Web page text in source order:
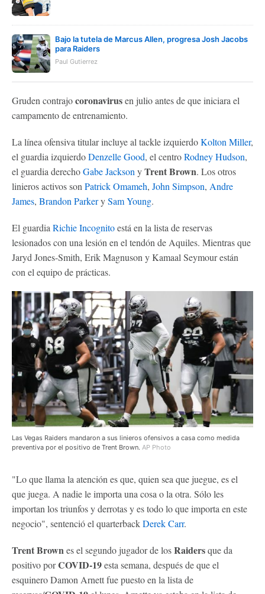
Bajo la tutela de Marcus Allen, progresa Josh Jacobs
para Raiders
Paul Gutierrez
Gruden contrajocoronavirusen julio antes de que iniciara el
campamento de entrenamiento.
La línea ofensiva titular incluye al tackle izquierdoKolton Miller,
el guardia izquierdoDenzelle Good, el centroRodney Hudson,
el guardia derechoGabe Jackson yTrent Brown. Los otros
linieros activos son Patrick Omameh, John Simpson, Andre
James, Brandon ParkerySam Young.
El guardia Richie Incognitoestá en la lista de reservas
lesionados con una lesión en el tendón de Aquiles. Mientras que
Jaryd Jones-Smith, Erik Magnuson y Kamaal Seymour están
con el equipo de prácticas.
Las Vegas Raiders mandaron a sus linieros ofensivos a casa como medida
preventiva por el positivo de Trent Brown. AP Photo
"Lo que llama la atención es que, quien sea que juegue, es el
que juega. A nadie le importa una cosa o la otra. Sólo les
importan los triunfos y derrotas y es todo lo que importa en este
negocio", sentenció el quarterbackDerek Carr.
Trent Brown es el segundo jugador de losRaidersque da
positivo porCOVID-19esta semana, después de que el
esquinero Damon Arnett fue puesto en la lista de